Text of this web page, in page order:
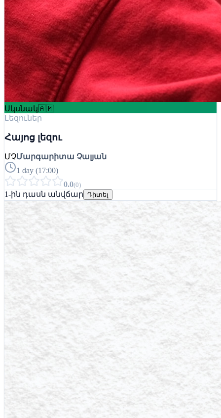
Սկսնակ🇦🇲
Լեզուներ
Հայոց լեզու
ՄՉՄարգարիտա Չալյան
1 day (17:00)
0.0(0)
1-ին դասն անվճար Դիտել